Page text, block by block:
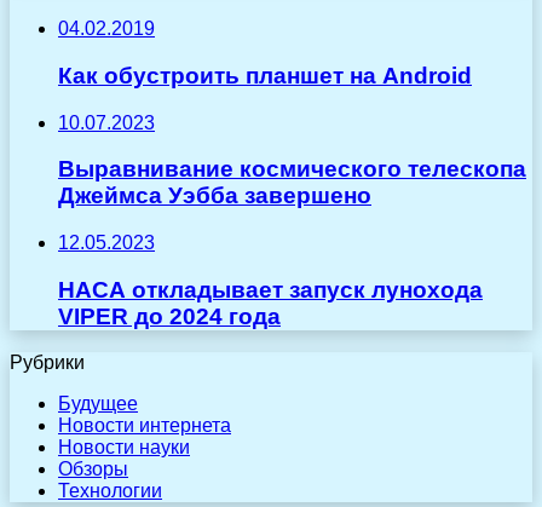
04.02.2019
Как обустроить планшет на Android
10.07.2023
Выравнивание космического телескопа
Джеймса Уэбба завершено
12.05.2023
НАСА откладывает запуск лунохода
VIPER до 2024 года
Рубрики
Будущее
Новости интернета
Новости науки
Обзоры
Технологии